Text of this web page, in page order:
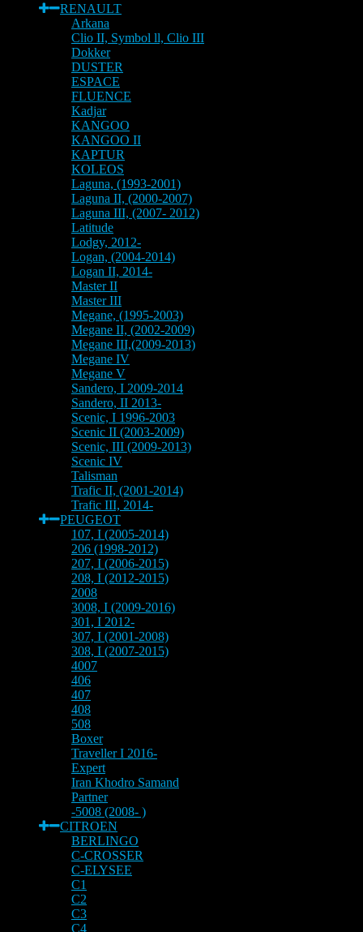
RENAULT
Arkana
Clio II, Symbol ll, Clio III
Dokker
DUSTER
ESPACE
FLUENCE
Kadjar
KANGOO
KANGOO II
KAPTUR
KOLEOS
Laguna, (1993-2001)
Laguna II, (2000-2007)
Laguna III, (2007- 2012)
Latitude
Lodgy, 2012-
Logan, (2004-2014)
Logan II, 2014-
Master II
Master III
Megane, (1995-2003)
Megane II, (2002-2009)
Megane III,(2009-2013)
Megane IV
Megane V
Sandero, I 2009-2014
Sandero, II 2013-
Scenic, I 1996-2003
Scenic II (2003-2009)
Scenic, III (2009-2013)
Scenic IV
Talisman
Trafic II, (2001-2014)
Trafic III, 2014-
PEUGEOT
107, I (2005-2014)
206 (1998-2012)
207, I (2006-2015)
208, I (2012-2015)
2008
3008, I (2009-2016)
301, I 2012-
307, I (2001-2008)
308, I (2007-2015)
4007
406
407
408
508
Boxer
Traveller I 2016-
Expert
Iran Khodro Samand
Partner
-5008 (2008- )
CITROEN
BERLINGO
C-CROSSER
C-ELYSEE
C1
C2
C3
C4